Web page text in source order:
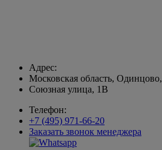
Адрес:
Московская область, Одинцово,
Союзная улица, 1В
Телефон:
+7 (495) 971-66-20
Заказать звонок менеджера